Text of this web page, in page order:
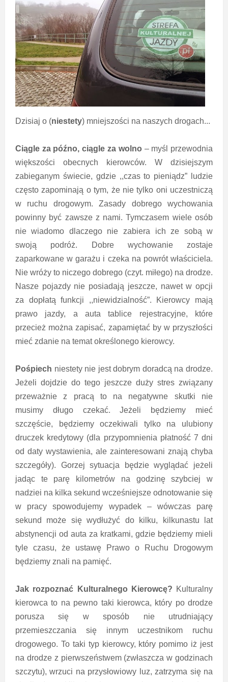
Dzisiaj o (niestety) mniejszości na naszych drogach...
Ciągle za późno, ciągle za wolno – myśl przewodnia
większości obecnych kierowców. W dzisiejszym
zabieganym świecie, gdzie ,,czas to pieniądz” ludzie
często zapominają o tym, że nie tylko oni uczestniczą
w ruchu drogowym. Zasady dobrego wychowania
powinny być zawsze z nami. Tymczasem wiele osób
nie wiadomo dlaczego nie zabiera ich ze sobą w
swoją podróż. Dobre wychowanie zostaje
zaparkowane w garażu i czeka na powrót właściciela.
Nie wróży to niczego dobrego (czyt. miłego) na drodze.
Nasze pojazdy nie posiadają jeszcze, nawet w opcji
za dopłatą funkcji ,,niewidzialność”. Kierowcy mają
prawo jazdy, a auta tablice rejestracyjne, które
przecież można zapisać, zapamiętać by w przyszłości
mieć zdanie na temat określonego kierowcy.
Pośpiech niestety nie jest dobrym doradcą na drodze.
Jeżeli dojdzie do tego jeszcze duży stres związany
przeważnie z pracą to na negatywne skutki nie
musimy długo czekać. Jeżeli będziemy mieć
szczęście, będziemy oczekiwali tylko na ulubiony
druczek kredytowy (dla przypomnienia płatność 7 dni
od daty wystawienia, ale zainteresowani znają chyba
szczegóły). Gorzej sytuacja będzie wyglądać jeżeli
jadąc te parę kilometrów na godzinę szybciej w
nadziei na kilka sekund wcześniejsze odnotowanie się
w pracy spowodujemy wypadek – wówczas parę
sekund może się wydłużyć do kilku, kilkunastu lat
abstynencji od auta za kratkami, gdzie będziemy mieli
tyle czasu, że ustawę Prawo o Ruchu Drogowym
będziemy znali na pamięć.
Jak rozpoznać Kulturalnego Kierowcę? Kulturalny
kierowca to na pewno taki kierowca, który po drodze
porusza się w sposób nie utrudniający
przemieszczania się innym uczestnikom ruchu
drogowego. To taki typ kierowcy, który pomimo iż jest
na drodze z pierwszeństwem (zwłaszcza w godzinach
szczytu), wrzuci na przysłowiowy luz, zatrzyma się na